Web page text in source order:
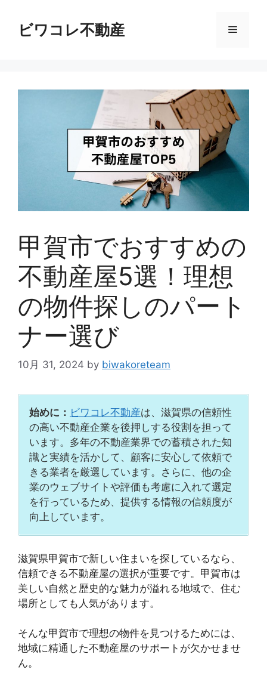
ビワコレ不動産 メ
甲賀市でおすすめの
不動産屋5選！理想
の物件探しのパート
ナー選び
10月 31, 2024 by biwakoreteam
始めに： ビワコレ不動産は、滋賀県の信頼性
の高い不動産企業を後押しする役割を担って
います。多年の不動産業界での蓄積された知
識と実績を活かして、顧客に安心して依頼で
きる業者を厳選しています。さらに、他の企
業のウェブサイトや評価も考慮に入れて選定
を行っているため、提供する情報の信頼度が
向上しています。
滋賀県甲賀市で新しい住まいを探しているなら、
信頼できる不動産屋の選択が重要です。甲賀市は
美しい自然と歴史的な魅力が溢れる地域で、住む
場所としても人気があります。
そんな甲賀市で理想の物件を見つけるためには、
地域に精通した不動産屋のサポートが欠かせませ
ん。